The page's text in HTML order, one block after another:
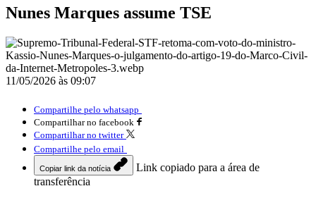
Nunes Marques assume TSE
11/05/2026 às 09:07
Compartilhe pelo whatsapp
Compartilhar no facebook
Compartilhar no twitter
Compartilhe pelo email
Copiar link da notícia
Link copiado para a área de
transferência